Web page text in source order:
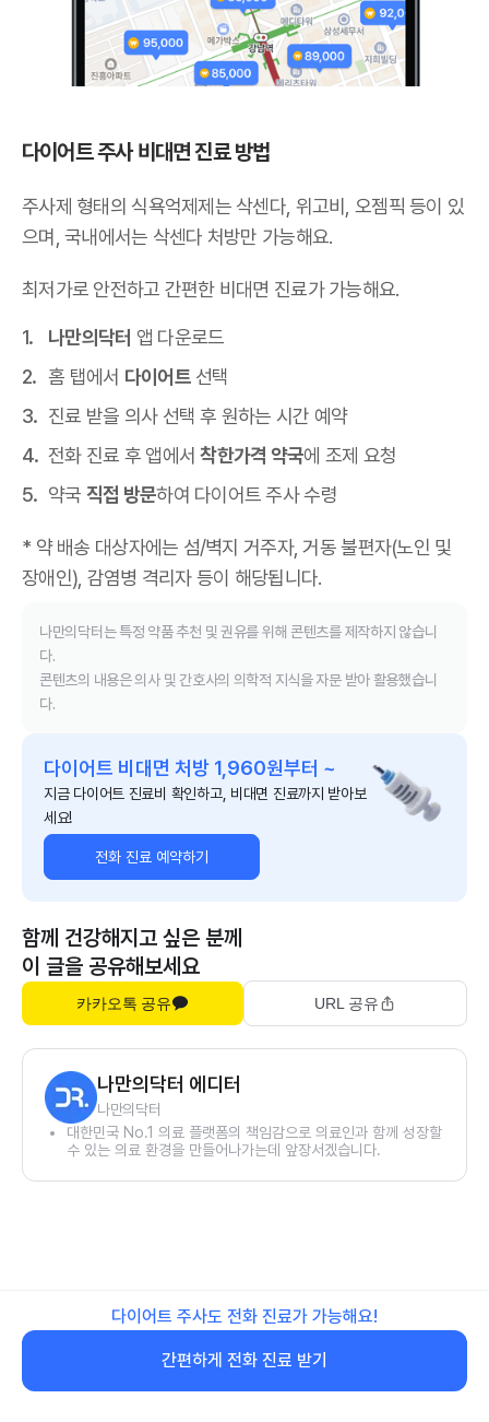
다이어트 주사 비대면 진료 방법
주사제 형태의 식욕억제제는 삭센다, 위고비, 오젬픽 등이 있
으며,국내에서는 삭센다 처방만 가능해요.
최저가로 안전하고 간편한 비대면 진료가 가능해요.
나만의닥터 앱 다운로드
홈 탭에서 다이어트선택
진료 받을 의사 선택 후 원하는 시간 예약
전화 진료 후 앱에서착한가격 약국에 조제 요청
약국 직접 방문하여 다이어트 주사 수령
* 약 배송 대상자에는 섬/벽지 거주자, 거동 불편자(노인 및
장애인), 감염병 격리자 등이 해당됩니다.
나만의닥터는 특정 약품 추천 및 권유를 위해 콘텐츠를 제작하지 않습니
다.
콘텐츠의 내용은 의사 및 간호사의 의학적 지식을 자문 받아 활용했습니
다.
다이어트 비대면 처방 1,960원부터 ~
지금 다이어트 진료비 확인하고, 비대면 진료까지 받아보
세요!
전화 진료 예약하기
함께 건강해지고 싶은 분께
이 글을 공유해보세요
카카오톡 공유 URL 공유
나만의닥터 에디터
나만의닥터
대한민국 No.1 의료 플랫폼의 책임감으로 의료인과 함께 성장할
수 있는 의료 환경을 만들어나가는데 앞장서겠습니다.
다이어트 주사도 전화 진료가 가능해요!
간편하게 전화 진료 받기